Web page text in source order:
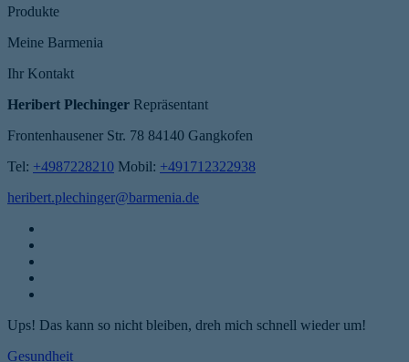
Produkte
Meine Barmenia
Ihr Kontakt
Heribert Plechinger Repräsentant
Frontenhausener Str. 78 84140 Gangkofen
Tel: +4987228210 Mobil: +491712322938
heribert.plechinger@barmenia.de
Ups! Das kann so nicht bleiben, dreh mich schnell wieder um!
Gesundheit